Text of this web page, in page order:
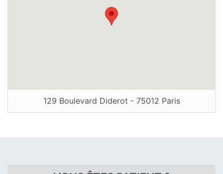
129 Boulevard Diderot - 75012 Paris